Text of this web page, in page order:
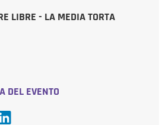
LIBRE - LA MEDIA TORTA
DEL EVENTO